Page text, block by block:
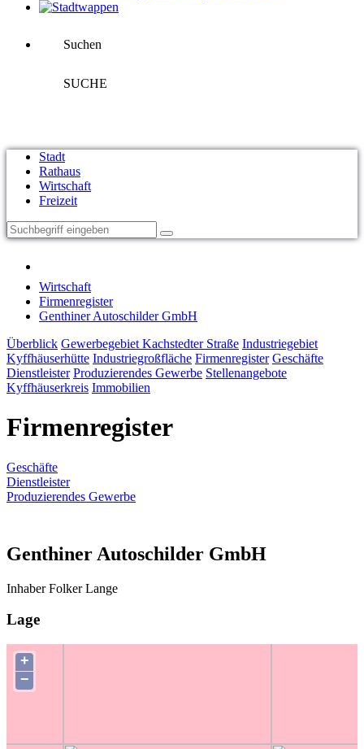
Suchen
SUCHE
Stadt
Rathaus
Wirtschaft
Freizeit
Wirtschaft
Firmenregister
Genthiner Autoschilder GmbH
Überblick Gewerbegebiet Kachstedter Straße Industriegebiet
Kyffhäuserhütte Industriegroßfläche Firmenregister Geschäfte
Dienstleister Produzierendes Gewerbe Stellenangebote
Kyffhäuserkreis Immobilien
Firmenregister
Geschäfte
Dienstleister
Produzierendes Gewerbe
Genthiner Autoschilder GmbH
Inhaber Folker Lange
Lage
+
−